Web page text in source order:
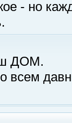
- но
ДОМ.
всем